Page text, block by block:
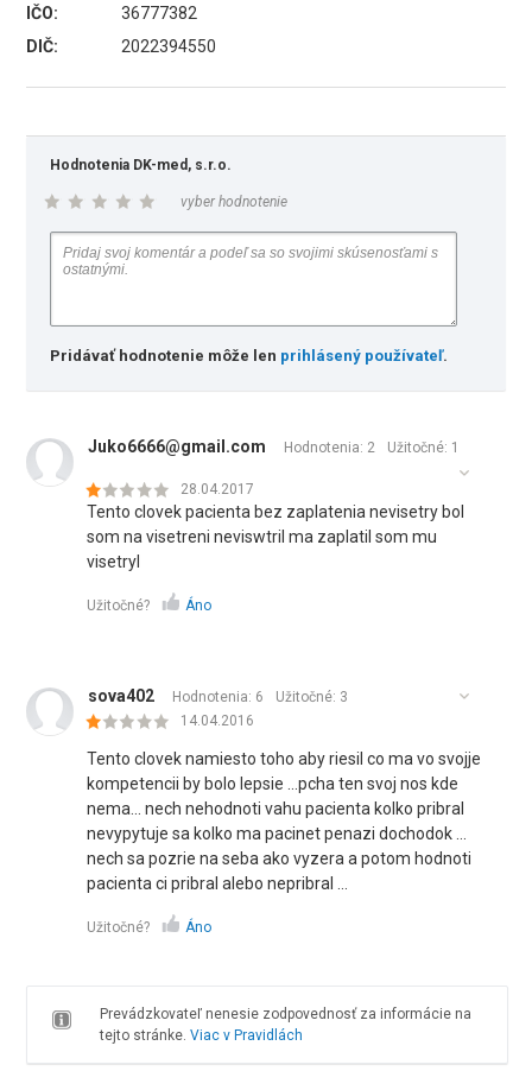
IČO:
36777382
DIČ:
2022394550
Hodnotenia DK-med, s.r.o.
vyber hodnotenie
Pridávať hodnotenie môže len prihlásený používateľ.
Juko6666@gmail.com Hodnotenia: 2 Užitočné: 1
28.04.2017
Tento clovek pacienta bez zaplatenia nevisetry bol
som na visetreni neviswtril ma zaplatil som mu
visetryl
Užitočné? Áno
sova402 Hodnotenia: 6 Užitočné: 3
14.04.2016
Tento clovek namiesto toho aby riesil co ma vo svojje
kompetencii by bolo lepsie ...pcha ten svoj nos kde
nema... nech nehodnoti vahu pacienta kolko pribral
nevypytuje sa kolko ma pacinet penazi dochodok ...
nech sa pozrie na seba ako vyzera a potom hodnoti
pacienta ci pribral alebo nepribral ...
Užitočné? Áno
Prevádzkovateľ nenesie zodpovednosť za informácie na
tejto stránke. Viac v Pravidlách